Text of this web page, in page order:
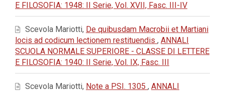
E FILOSOFIA: 1948: II Serie, Vol. XVII, Fasc. III-IV
Scevola Mariotti, De quibusdam Macrobii et Martiani
locis ad codicum lectionem restituendis , ANNALI
SCUOLA NORMALE SUPERIORE - CLASSE DI LETTERE
E FILOSOFIA: 1940: II Serie, Vol. IX, Fasc. III
Scevola Mariotti, Note a PSI. 1305 , ANNALI